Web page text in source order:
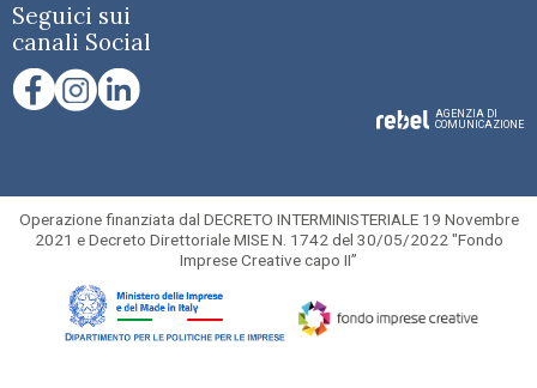
Seguici sui
canali Social
AGENZIA DI
COMUNICAZIONE
Operazione finanziata dal DECRETO INTERMINISTERIALE 19 Novembre
2021 e Decreto Direttoriale MISE N. 1742 del 30/05/2022 "Fondo
Imprese Creative capo II”